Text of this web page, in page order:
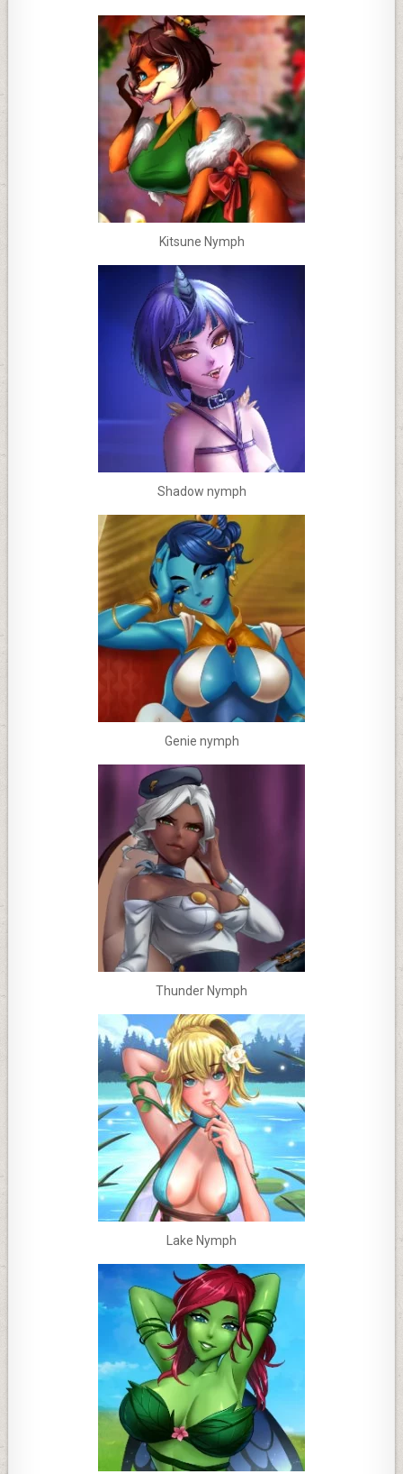
Kitsune Nymph
Shadow nymph
Genie nymph
Thunder Nymph
Lake Nymph